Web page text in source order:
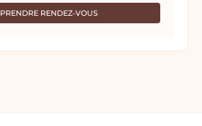
PRENDRE RENDEZ-VOUS